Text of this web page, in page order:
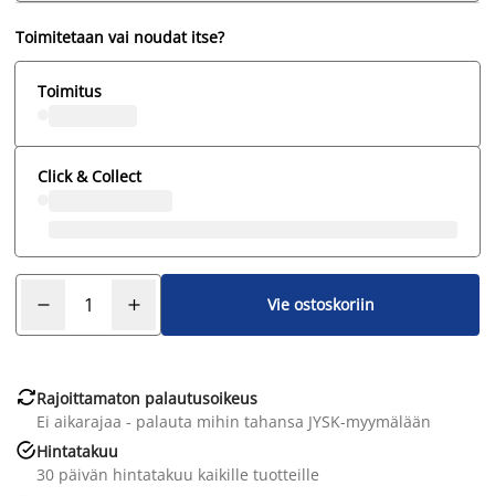
Toimitetaan vai noudat itse?
Toimitus
Click & Collect
Vie ostoskoriin
Rajoittamaton palautusoikeus
Ei aikarajaa - palauta mihin tahansa JYSK-myymälään
Hintatakuu
30 päivän hintatakuu kaikille tuotteille